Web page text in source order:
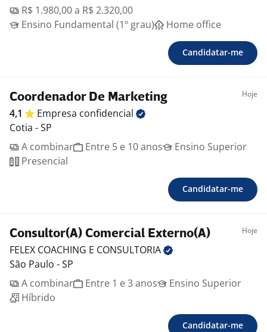
R$ 1.980,00 a R$ 2.320,00
Ensino Fundamental (1º grau)
Home office
Candidatar-me
Coordenador De Marketing Hoje
4,1 Empresa confidencial
Cotia - SP
A combinar
Entre 5 e 10 anos
Ensino Superior
Presencial
Candidatar-me
Consultor(A) Comercial Externo(A) Hoje
FELEX COACHING E CONSULTORIA
São Paulo - SP
A combinar
Entre 1 e 3 anos
Ensino Superior
Híbrido
Candidatar-me